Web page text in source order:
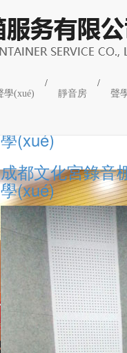
學(xué)
/
靜音房
/
聲
學(xué)
成都文化宮錄音
學(xué)